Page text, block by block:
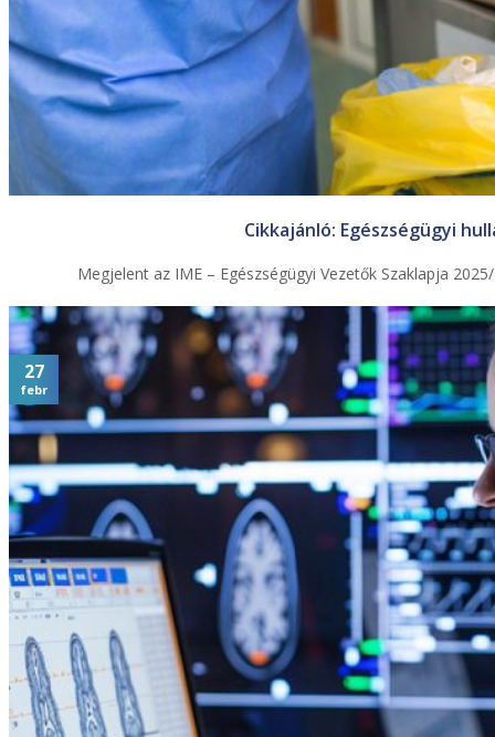
Cikkajánló: Egészségügyi
Megjelent az IME – Egészségügyi Vezetők Szaklapja
27
febr